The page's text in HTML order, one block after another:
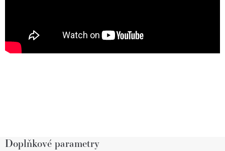
Doplňkové parametry